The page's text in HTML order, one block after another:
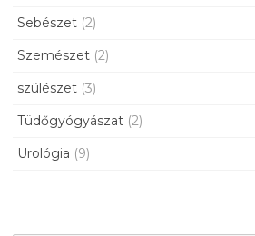
Sebészet (2)
Szemészet (2)
szülészet (3)
Tüdőgyógyászat (2)
Urológia (9)